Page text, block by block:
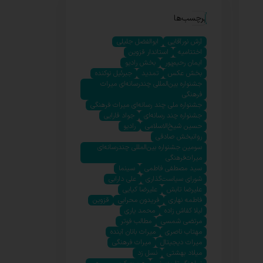
برچسب‌ها
آرش نورآقایی
ابوالفضل جلیلی
اختتامیه
استاندار قزوین
ایمان رحیم‌پور
بخش رادیو
بخش عکس
تمدید
جبرئیل نوکنده
جشنواره بین‌المللی چندرسانه‌ای میراث
فرهنگی
جشنواره ملی چند رسانه‌ای میراث فرهنگی
جشنواره چند رسانه‌ای
جواد قارایی
حسین شیخ‌الاسلامی
رادیو
روانبخش صادقی
سومین جشنواره بین‌المللی چندرسانه‌ای
میراث‌فرهنگی
سید مصطفی فاطمی
سینما
شورای سیاست‌گذاری
علی دارابی
علیرضا تابش
علیرضا کیایی
فاطمه نهاری
فریدون محرابی
قزوین
لیلا کفاش زاده
محمد یاری
مرتضی شمسی
مطالب فوتر
مهتاب ناصری
میراث بانان آینده
میراث دیجیتال
میراث فرهنگی
میلاد بهشتی
نسل زد